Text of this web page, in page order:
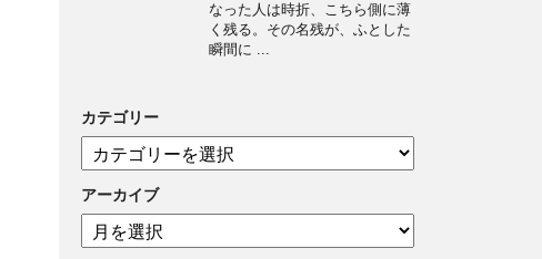
なった人は時折、こちら側に薄
く残る。その名残が、ふとした
瞬間に ...
カテゴリー
テ
ゴ
リ
ー
アーカイブ
ア
ー